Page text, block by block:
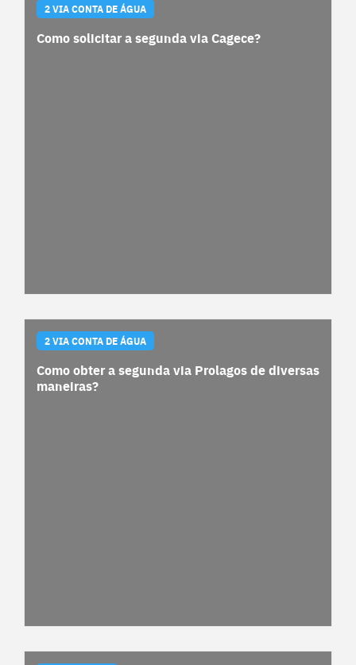
2 VIA CONTA DE ÁGUA
Como solicitar a segunda via Cagece?
2 VIA CONTA DE ÁGUA
Como obter a segunda via Prolagos de diversas
maneiras?